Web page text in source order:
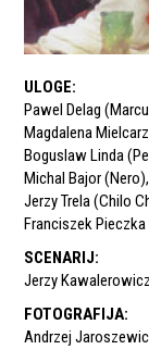
ULOGE:
Pawel Delag
Magdalena
Boguslaw Linda
Michal Bajor (Nero),
Jerzy Trela (Chilo
Franciszek
SCENARIJ:
Jerzy
FOTOGRAFIJA:
Andrzej